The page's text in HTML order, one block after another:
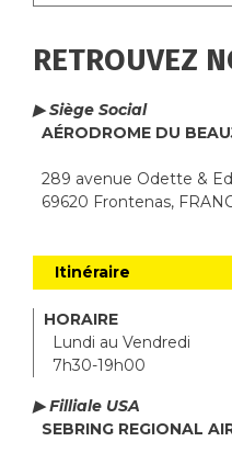
RETROUVEZ
▶ Siège Social
AÉRODROME DU
289 avenue Odette &
69620 Frontenas,
Itinéraire
HORAIRE
Lundi au Vendredi
7h30-19h00
▶ Filliale USA
SEBRING REGIONAL